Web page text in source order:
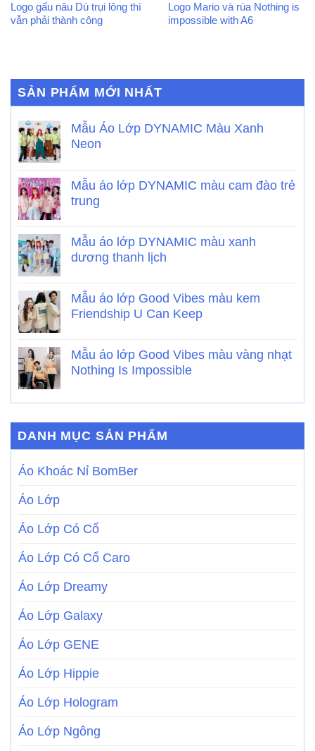
Logo gấu nâu Dù trụi lông thì
vẫn phải thành công
Logo Mario và rùa Nothing is
impossible with A6
SẢN PHẨM MỚI NHẤT
Mẫu Áo Lớp DYNAMIC Màu Xanh
Neon
Mẫu áo lớp DYNAMIC màu cam đào trẻ
trung
Mẫu áo lớp DYNAMIC màu xanh
dương thanh lịch
Mẫu áo lớp Good Vibes màu kem
Friendship U Can Keep
Mẫu áo lớp Good Vibes màu vàng nhạt
Nothing Is Impossible
DANH MỤC SẢN PHẨM
Áo Khoác Nỉ BomBer
Áo Lớp
Áo Lớp Có Cổ
Áo Lớp Có Cổ Caro
Áo Lớp Dreamy
Áo Lớp Galaxy
Áo Lớp GENE
Áo Lớp Hippie
Áo Lớp Hologram
Áo Lớp Ngông